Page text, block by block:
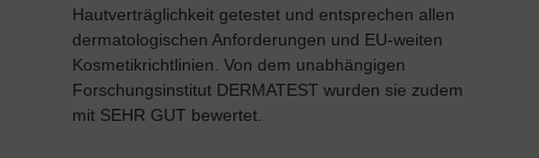
Hautverträglichkeit getestet und entsprechen allen
dermatologischen Anforderungen und EU-weiten
Kosmetikrichtlinien. Von dem unabhängigen
Forschungsinstitut DERMATEST wurden sie zudem
mit SEHR GUT bewertet.